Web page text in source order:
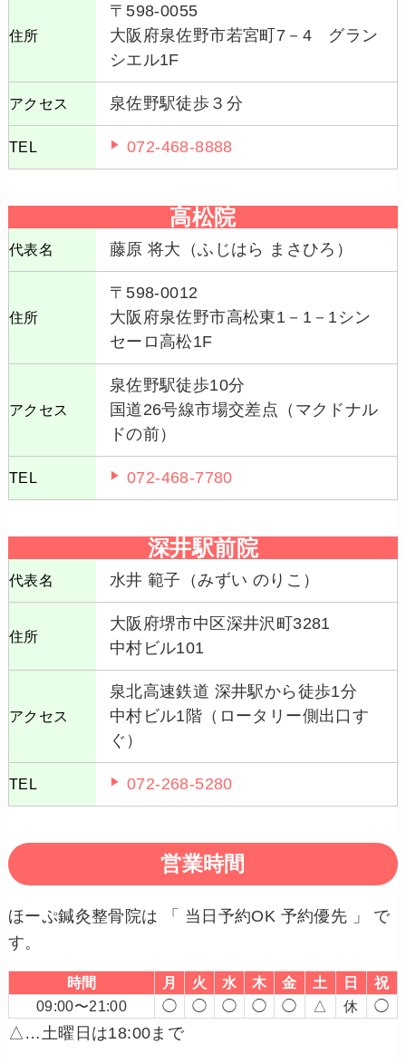
住所
〒598-0055
大阪府泉佐野市若宮町7－4 グラン
シエル1F
アクセス 泉佐野駅徒歩３分
TEL 072-468-8888
高松院
代表名 藤原 将大（ふじはら まさひろ）
住所
〒598-0012
大阪府泉佐野市高松東1－1－1シン
セーロ高松1F
アクセス
泉佐野駅徒歩10分
国道26号線市場交差点（マクドナル
ドの前）
TEL 072-468-7780
深井駅前院
代表名 水井 範子（みずい のりこ）
住所
大阪府堺市中区深井沢町3281
中村ビル101
アクセス
泉北高速鉄道 深井駅から徒歩1分
中村ビル1階（ロータリー側出口す
ぐ）
TEL 072-268-5280
営業時間
ほーぷ鍼灸整骨院は 「 当日予約OK 予約優先 」 で
す。
時間 月 火 水 木 金 土 日
祝
09:00〜21:00
◯ ◯ ◯ ◯ ◯ △ 休 ◯
△…土曜日は18:00まで